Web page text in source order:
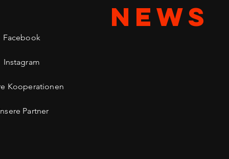
Facebook
Instagram
Kooperationen
Partner
NEWS